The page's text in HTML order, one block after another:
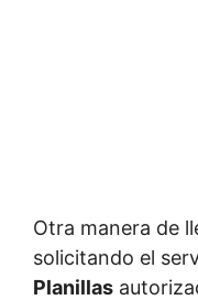
Otra manera de
solicitando el
Planillas